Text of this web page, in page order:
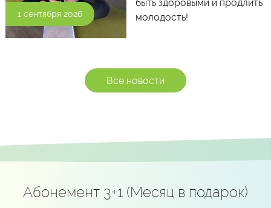
1 сентября 2026
быть здоровыми и продлить
молодость!
Все новости
Абонемент 3+1 (Месяц в подарок)